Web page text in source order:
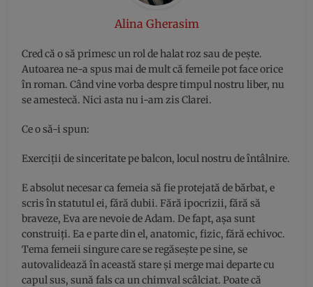
Alina Gherasim
Cred că o să primesc un rol de halat roz sau de pește.
Autoarea ne-a spus mai de mult că femeile pot face orice
în roman. Când vine vorba despre timpul nostru liber, nu
se amestecă. Nici asta nu i-am zis Clarei.
Ce o să-i spun:
Exerciții de sinceritate pe balcon, locul nostru de întâlnire.
E absolut necesar ca femeia să fie protejată de bărbat, e
scris în statutul ei, fără dubii. Fără ipocrizii, fără să
braveze, Eva are nevoie de Adam. De fapt, așa sunt
construiți. Ea e parte din el, anatomic, fizic, fără echivoc.
Tema femeii singure care se regăsește pe sine, se
autovalidează în această stare și merge mai departe cu
capul sus, sună fals ca un chimval scâlciat. Poate că